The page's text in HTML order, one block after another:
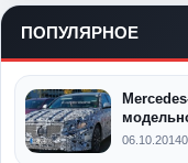
ПОПУЛЯРНОЕ
06.10.20140